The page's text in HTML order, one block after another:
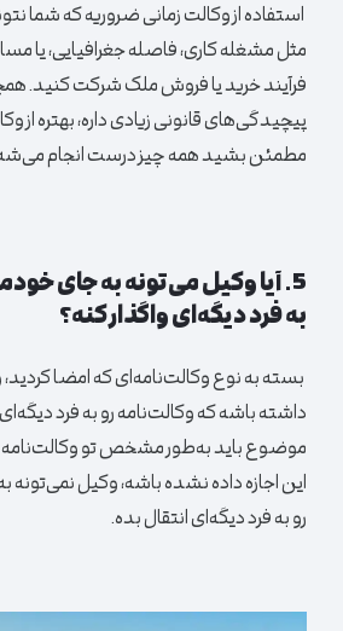
استفاده از وکالت زمانی ضروریه که شما
مثل مشغله کاری، فاصله جغرافیایی، یا
فرآیند خرید یا فروش ملک شرکت کنید.
پیچیدگی‌های قانونی زیادی داره، بهتره از
مطمئن بشید همه چیز درست انجام
5. آیا وکیل می‌تونه به جای
به فرد دیگه‌ای واگذار کنه؟
بسته به نوع وکالت‌نامه‌ای که امضا
داشته باشه که وکالت‌نامه رو به فرد
موضوع باید به‌طور مشخص تو وکالت‌نامه
این اجازه داده نشده باشه، وکیل
رو به فرد دیگه‌ای انتقال بده.